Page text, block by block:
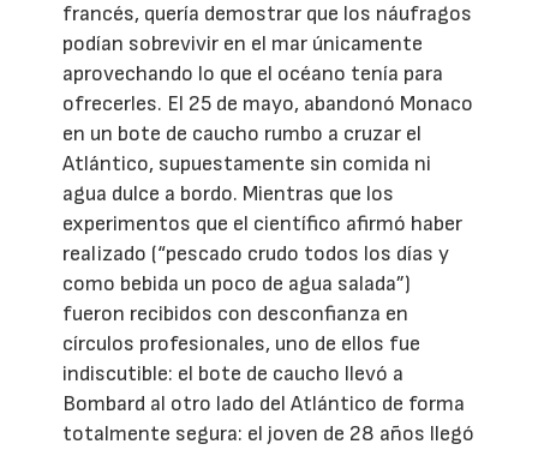
francés, quería demostrar que los náufragos
podían sobrevivir en el mar únicamente
aprovechando lo que el océano tenía para
ofrecerles. El 25 de mayo, abandonó Monaco
en un bote de caucho rumbo a cruzar el
Atlántico, supuestamente sin comida ni
agua dulce a bordo. Mientras que los
experimentos que el científico afirmó haber
realizado (“pescado crudo todos los días y
como bebida un poco de agua salada”)
fueron recibidos con desconfianza en
círculos profesionales, uno de ellos fue
indiscutible: el bote de caucho llevó a
Bombard al otro lado del Atlántico de forma
totalmente segura: el joven de 28 años llegó